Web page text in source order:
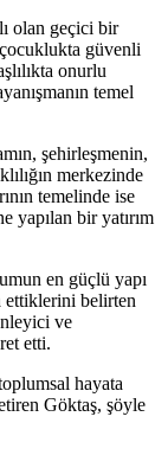
olan geçici bir
güvenli
onurlu
temel
şehirleşmenin,
merkezinde
temelinde ise
yapılan bir yatırım
en güçlü yapı
ettiklerini belirten
ve
etti.
hayata
Göktaş, şöyle